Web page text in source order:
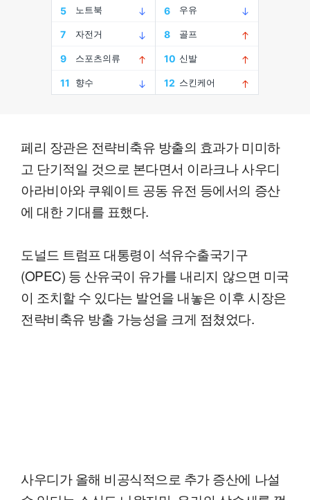
페리 장관은 전략비축유 방출의 효과가 미미하
고 단기적일 것으로 본다면서 이라크나 사우디
아라비아와 쿠웨이트 공동 유전 등에서의 증산
에 대한 기대를 표했다.
도널드 트럼프 대통령이 석유수출국기구
(OPEC) 등 산유국이 유가를 내리지 않으면 미국
이 조치할 수 있다는 발언을 내놓은 이후 시장은
전략비축유 방출 가능성을 크게 점쳤었다.
사우디가 올해 비공식적으로 추가 증산에 나설